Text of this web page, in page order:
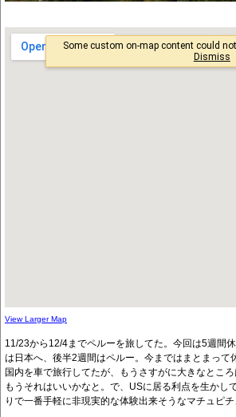
View Larger Map
11/23から12/4までペルーを旅してた。今回は5週間
は日本へ、後半2週間はペルー。今まではまとまって
国内を車で旅行してたが、もうさすがに大きなとこ
もうそれはいいかなと。で、USに居る利点を生かし
りで一番手軽に非現実的な体験出来そうなマチュピチ